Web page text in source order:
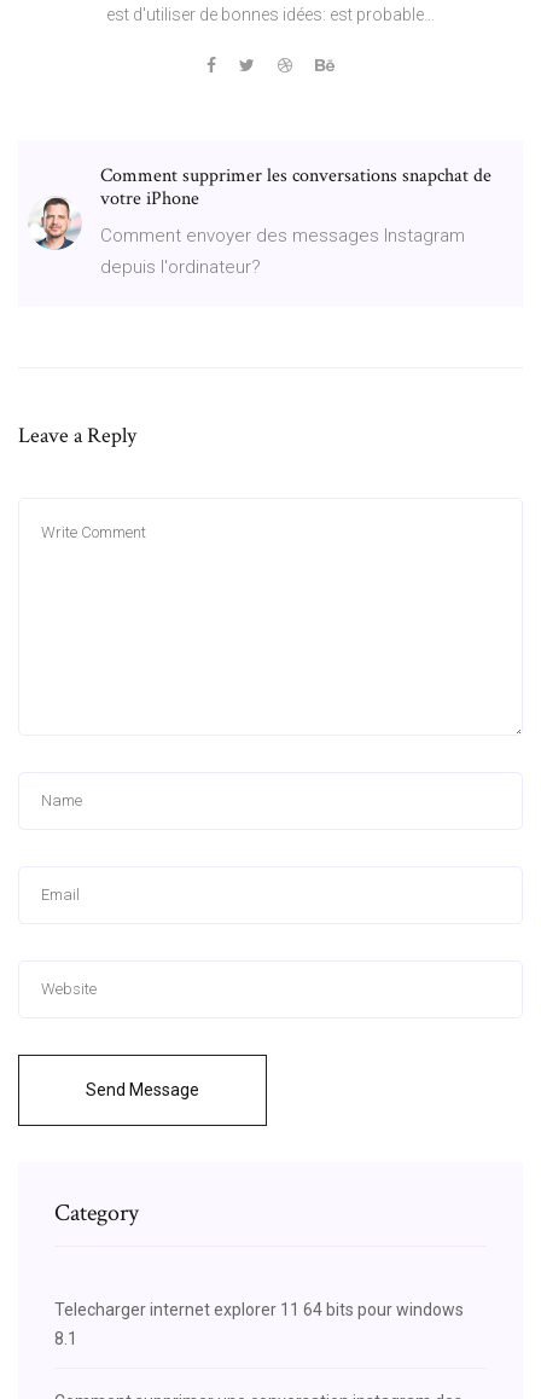
est d'utiliser de bonnes idées: est probable…
Comment supprimer les conversations snapchat de
votre iPhone
Comment envoyer des messages Instagram
depuis l'ordinateur?
Leave a Reply
Send Message
Category
Telecharger internet explorer 11 64 bits pour windows
8.1